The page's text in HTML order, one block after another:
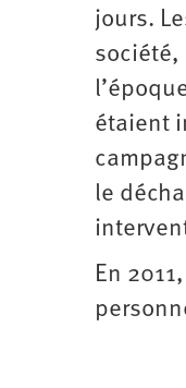
jours.
société,
étaient
le
En